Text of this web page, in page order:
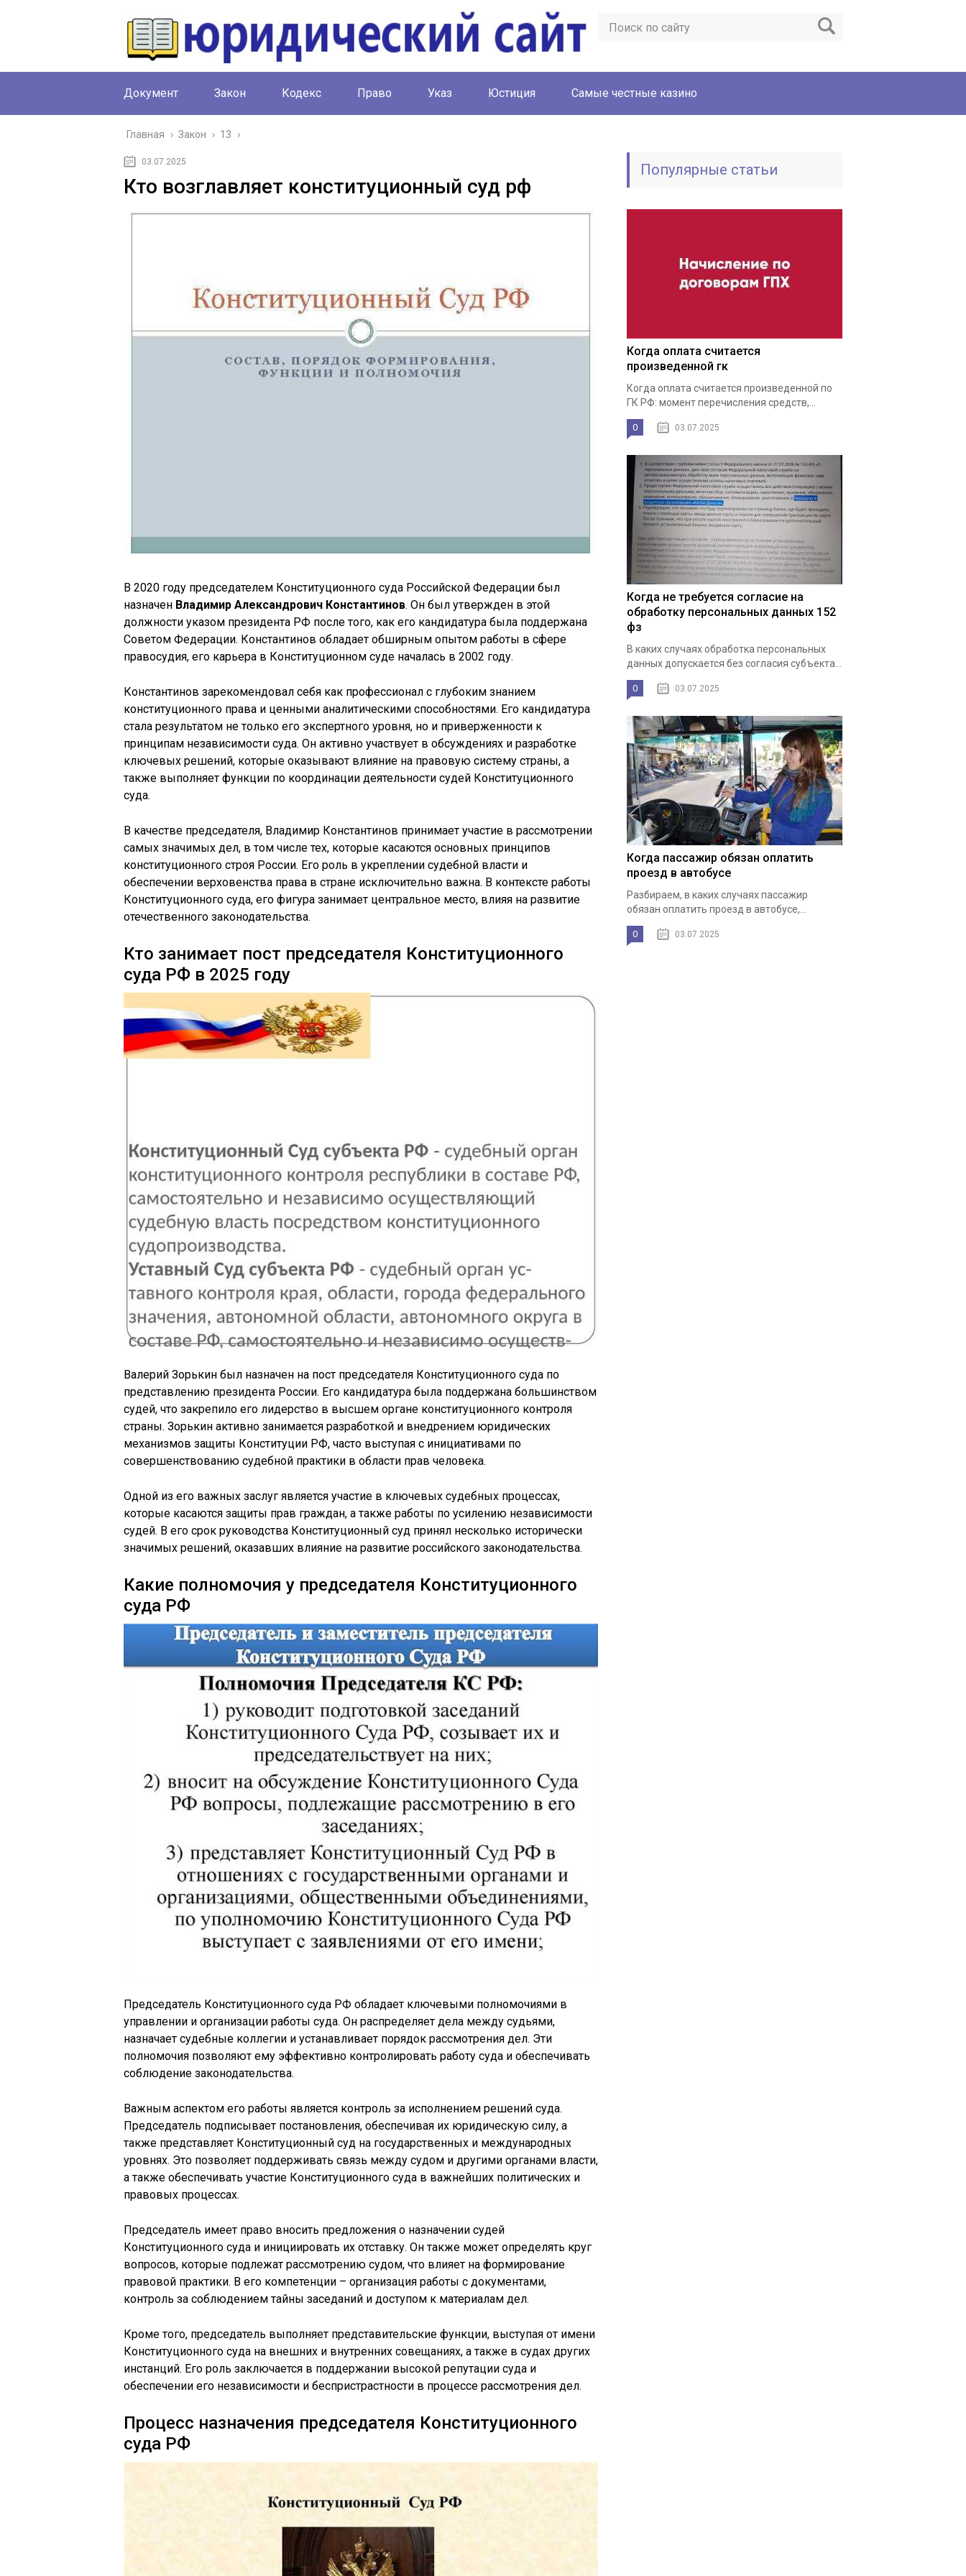
Документ Закон Кодекс Право Указ Юстиция Cамые честные казино
Главная › Закон › 13 ›
03.07.2025
Кто возглавляет конституционный суд рф
В 2020 году председателем Конституционного суда Российской Федерации был
назначен Владимир Александрович Константинов. Он был утвержден в этой
должности указом президента РФ после того, как его кандидатура была поддержана
Советом Федерации. Константинов обладает обширным опытом работы в сфере
правосудия, его карьера в Конституционном суде началась в 2002 году.
Константинов зарекомендовал себя как профессионал с глубоким знанием
конституционного права и ценными аналитическими способностями. Его кандидатура
стала результатом не только его экспертного уровня, но и приверженности к
принципам независимости суда. Он активно участвует в обсуждениях и разработке
ключевых решений, которые оказывают влияние на правовую систему страны, а
также выполняет функции по координации деятельности судей Конституционного
суда.
В качестве председателя, Владимир Константинов принимает участие в рассмотрении
самых значимых дел, в том числе тех, которые касаются основных принципов
конституционного строя России. Его роль в укреплении судебной власти и
обеспечении верховенства права в стране исключительно важна. В контексте работы
Конституционного суда, его фигура занимает центральное место, влияя на развитие
отечественного законодательства.
Кто занимает пост председателя Конституционного
суда РФ в 2025 году
Валерий Зорькин был назначен на пост председателя Конституционного суда по
представлению президента России. Его кандидатура была поддержана большинством
судей, что закрепило его лидерство в высшем органе конституционного контроля
страны. Зорькин активно занимается разработкой и внедрением юридических
механизмов защиты Конституции РФ, часто выступая с инициативами по
совершенствованию судебной практики в области прав человека.
Одной из его важных заслуг является участие в ключевых судебных процессах,
которые касаются защиты прав граждан, а также работы по усилению независимости
судей. В его срок руководства Конституционный суд принял несколько исторически
значимых решений, оказавших влияние на развитие российского законодательства.
Какие полномочия у председателя Конституционного
суда РФ
Председатель Конституционного суда РФ обладает ключевыми полномочиями в
управлении и организации работы суда. Он распределяет дела между судьями,
назначает судебные коллегии и устанавливает порядок рассмотрения дел. Эти
полномочия позволяют ему эффективно контролировать работу суда и обеспечивать
соблюдение законодательства.
Важным аспектом его работы является контроль за исполнением решений суда.
Председатель подписывает постановления, обеспечивая их юридическую силу, а
также представляет Конституционный суд на государственных и международных
уровнях. Это позволяет поддерживать связь между судом и другими органами власти,
а также обеспечивать участие Конституционного суда в важнейших политических и
правовых процессах.
Председатель имеет право вносить предложения о назначении судей
Конституционного суда и инициировать их отставку. Он также может определять круг
вопросов, которые подлежат рассмотрению судом, что влияет на формирование
правовой практики. В его компетенции – организация работы с документами,
контроль за соблюдением тайны заседаний и доступом к материалам дел.
Кроме того, председатель выполняет представительские функции, выступая от имени
Конституционного суда на внешних и внутренних совещаниях, а также в судах других
инстанций. Его роль заключается в поддержании высокой репутации суда и
обеспечении его независимости и беспристрастности в процессе рассмотрения дел.
Процесс назначения председателя Конституционного
суда РФ
Популярные статьи
Когда оплата считается
произведенной гк
Когда оплата считается произведенной по
ГК РФ: момент перечисления средств,...
0 03.07.2025
Когда не требуется согласие на
обработку персональных данных 152
фз
В каких случаях обработка персональных
данных допускается без согласия субъекта...
0 03.07.2025
Когда пассажир обязан оплатить
проезд в автобусе
Разбираем, в каких случаях пассажир
обязан оплатить проезд в автобусе,...
0 03.07.2025